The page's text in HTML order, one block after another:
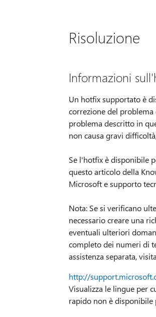
Risoluzione
Informazioni
Un hotfix supportato è
correzione del
problema descritto in
non causa gravi
Se l'hotfix è disponibile
questo articolo della
Microsoft e supporto
Nota: Se si verificano
necessario creare una
eventuali ulteriori
completo dei numeri di
assistenza separata,
http://
Visualizza le lingue per
rapido non è disponibile